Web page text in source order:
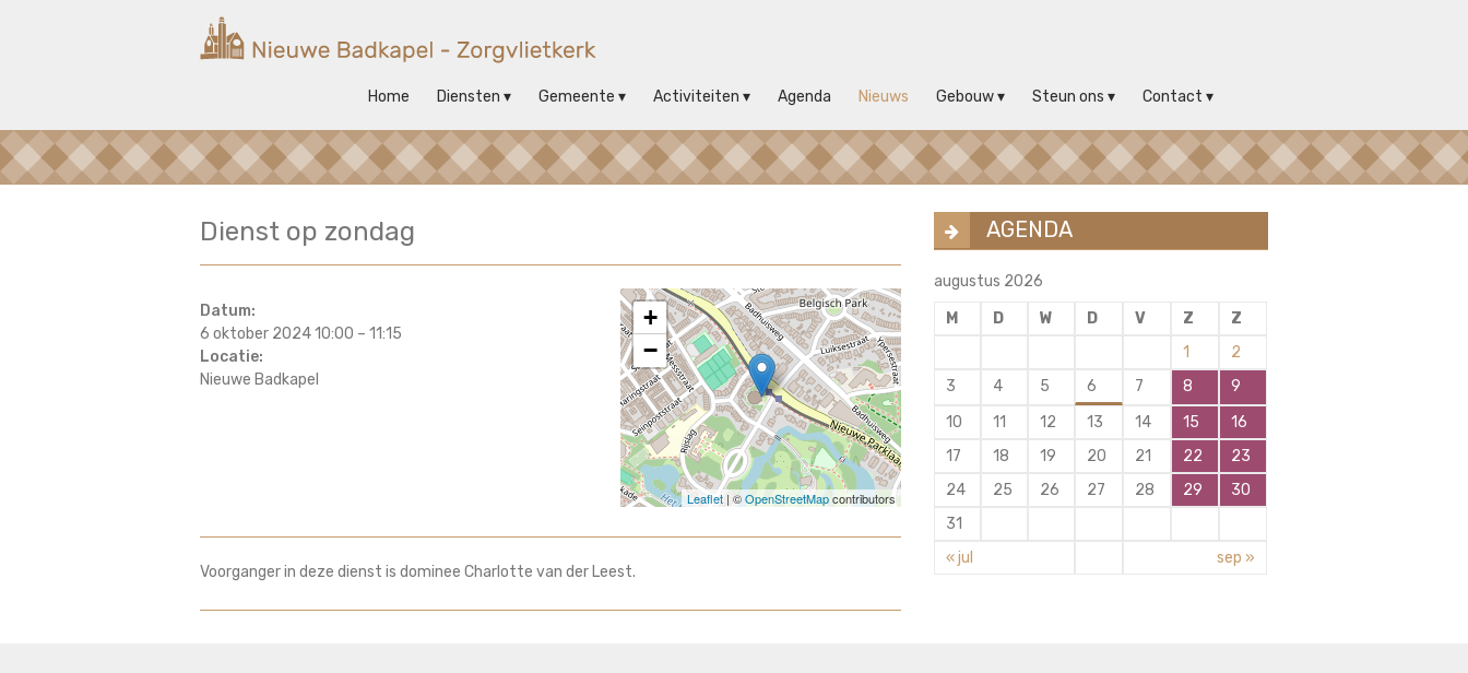
Nieuwe
Kerk
op
Home Diensten Gemeente Activiteiten Agenda Nieuws Gebouw Steun ons Contact
Dienst op zondag
Datum:
6 oktober 2024 10:00 – 11:15
Locatie:
Nieuwe Badkapel
+
−
Leaflet| ©OpenStreetMapcontributors
Voorganger in deze dienst is dominee Charlotte van der Leest.
AGENDA
augustus 2026
M
D W D V Z
Z
1
2
3
4 5 6 7 8
9
10
11 12 13 14 15
16
17
18 19 20 21 22
23
24
25 26 27 28 29
30
31
« jul
sep »